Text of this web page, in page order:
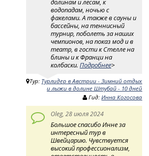
долинам и лесам, к
водопадам, ночью с
факелами. А также в сауны и
бассейны, на теннисный
турнир, поболеть за наших
чемпионов, на показ мод и в
театр, в гости к Стелле на
блины и к Франци на
колбаски.Подробнее>
Тур: Турлидер в Австрии - Зимний отдых
и лыжи в долине Штубай - 10 дней
Гид:Инна Когосова
Oleg, 28 июля 2024
Большое спасибо Инне за
интересный тур в
Швейцарию. Чувствуется
высокий профессионализм,